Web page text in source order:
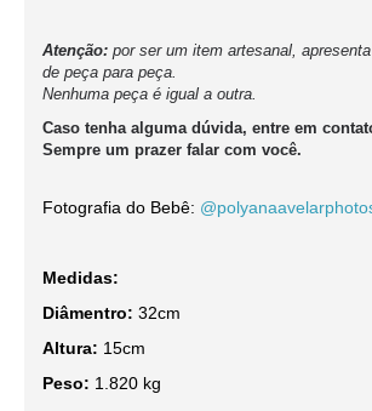
Atenção: por ser um item artesanal,
de peça para peça.
Nenhuma peça é igual a outra.
Caso tenha alguma dúvida, entre em
Sempre um prazer falar com você.
Fotografia do Bebê:
Medidas:
Diâmentro: 32cm
Altura: 15cm
Peso: 1.820 kg